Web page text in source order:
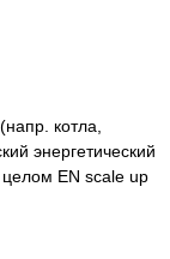
котла,
энергетический
целом EN scale up